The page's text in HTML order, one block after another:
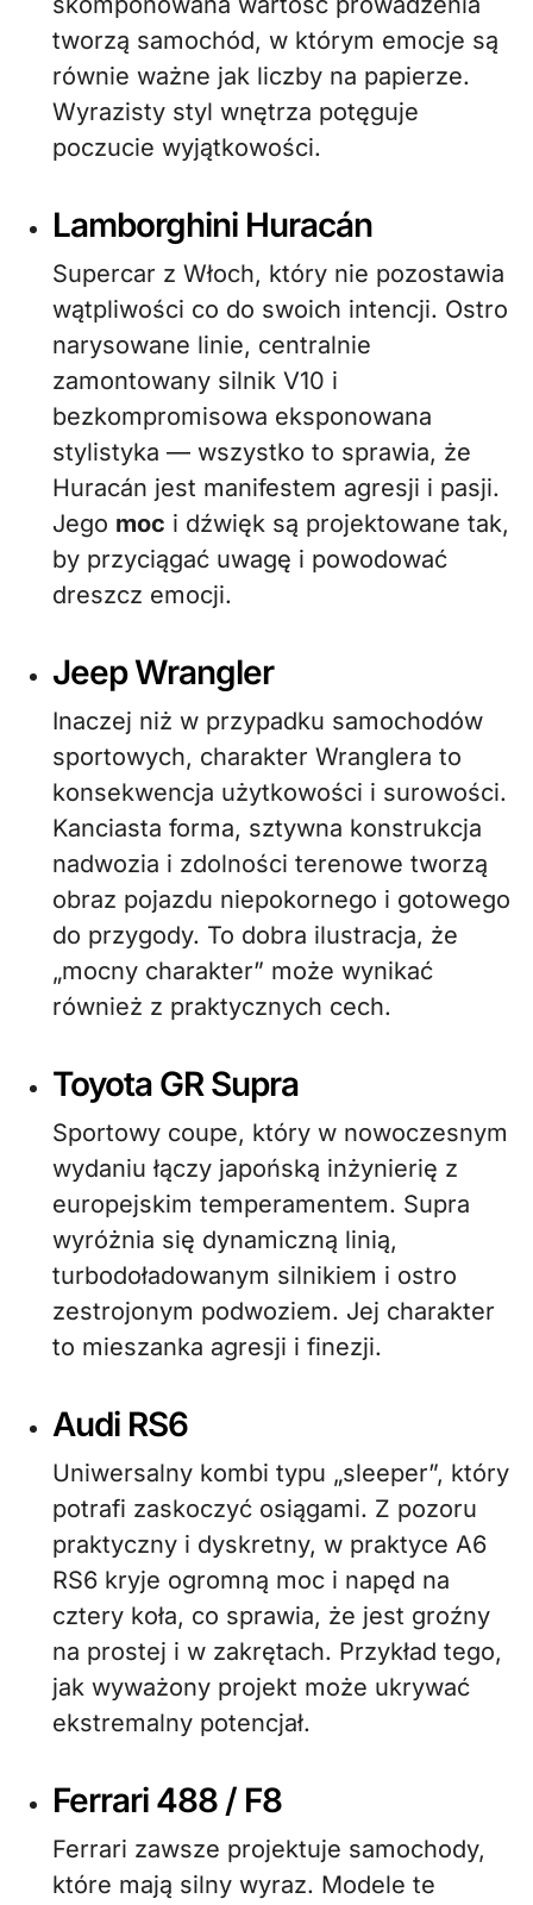
tworzą samochód, w którym emocje są
równie ważne jak liczby na papierze.
Wyrazisty styl wnętrza potęguje
poczucie wyjątkowości.
Lamborghini Huracán
Supercar z Włoch, który nie pozostawia
wątpliwości co do swoich intencji. Ostro
narysowane linie, centralnie
zamontowany silnik V10 i
bezkompromisowa eksponowana
stylistyka — wszystko to sprawia, że
Huracán jest manifestem agresji i pasji.
Jego moc i dźwięk są projektowane tak,
by przyciągać uwagę i powodować
dreszcz emocji.
Jeep Wrangler
Inaczej niż w przypadku samochodów
sportowych, charakter Wranglera to
konsekwencja użytkowości i surowości.
Kanciasta forma, sztywna konstrukcja
nadwozia i zdolności terenowe tworzą
obraz pojazdu niepokornego i gotowego
do przygody. To dobra ilustracja, że
„mocny charakter” może wynikać
również z praktycznych cech.
Toyota GR Supra
Sportowy coupe, który w nowoczesnym
wydaniu łączy japońską inżynierię z
europejskim temperamentem. Supra
wyróżnia się dynamiczną linią,
turbodoładowanym silnikiem i ostro
zestrojonym podwoziem. Jej charakter
to mieszanka agresji i finezji.
Audi RS6
Uniwersalny kombi typu „sleeper”, który
potrafi zaskoczyć osiągami. Z pozoru
praktyczny i dyskretny, w praktyce A6
RS6 kryje ogromną moc i napęd na
cztery koła, co sprawia, że jest groźny
na prostej i w zakrętach. Przykład tego,
jak wyważony projekt może ukrywać
ekstremalny potencjał.
Ferrari 488 / F8
Ferrari zawsze projektuje samochody,
które mają silny wyraz. Modele te